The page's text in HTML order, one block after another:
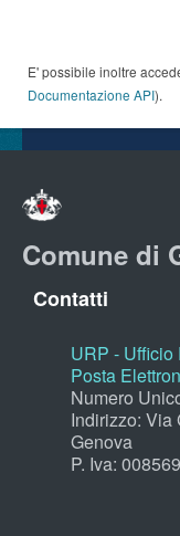
E' possibile inoltre
Documentazione API).
Comune di
Contatti
URP -
Posta
Numero
Indirizzo: Via
Genova
P. Iva: